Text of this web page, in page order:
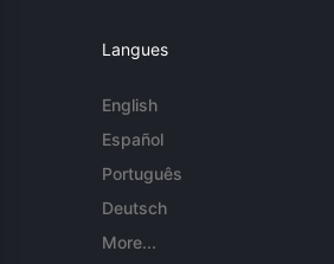
Langues
English
Español
Português
Deutsch
More...